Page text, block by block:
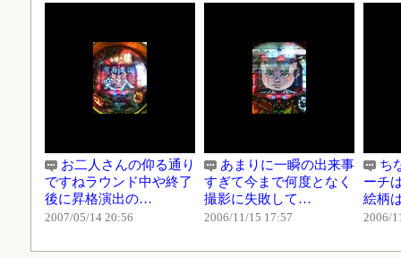
お二人さんの仰る通り
ですねラウンド中や終了
後に昇格演出の…
2007/05/14 20:56
あまりに一瞬の出来事
すぎて今まで何度となく
撮影に失敗して…
2006/11/15 17:57
ち
ーチ
絵柄
2006/